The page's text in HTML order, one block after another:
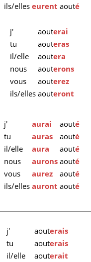
ils/elleseurent aouté
j'
aouterai
tu
aouteras
il/elle
aoutera
nous
aouterons
vous
aouterez
ils/elles aouteront
j'
aurai aouté
tu
auras aouté
il/elle
aura aouté
nous
auronsaouté
vous
aurez aouté
ils/ellesauront aouté
j'
aouterais
tu
aouterais
il/elle
aouterait